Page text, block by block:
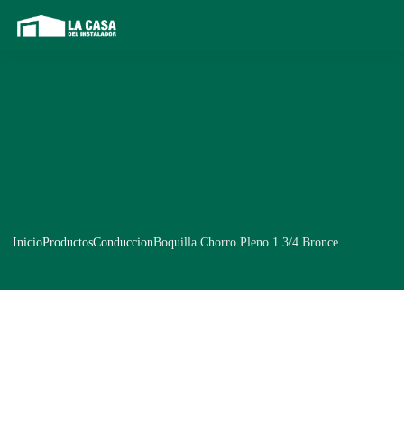
InicioProductosConduccionBoquilla Chorro Pleno 1 3/4 Bronce